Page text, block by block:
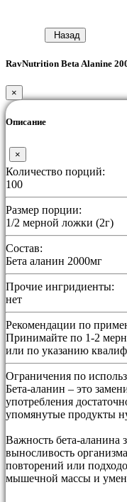
Назад
RavNutrition Beta Alanine
×
Описание
×
Количество порций:
100
Размер порции:
1/2 мерной ложки (2г)
Состав:
Бета аланин 2000мг
Прочие ингридиенты:
нет
Рекомендации по
Принимайте по 1-2
или по указанию
Ограничения по
Бета-аланин – это
употребления
упомянутые продукты
Важность бета-аланина
выносливость
повторений или
мышечной массы и